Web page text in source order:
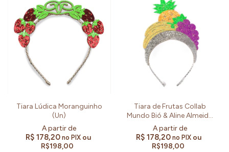
Tiara Lúdica Moranguinho
(Un)
R$ 178,20no PIX ou
R$198,00
Tiara de Frutas Collab
Mundo Bió & Aline Almeida
Prado (Un)
R$ 178,20 no PIX ou
R$198,00